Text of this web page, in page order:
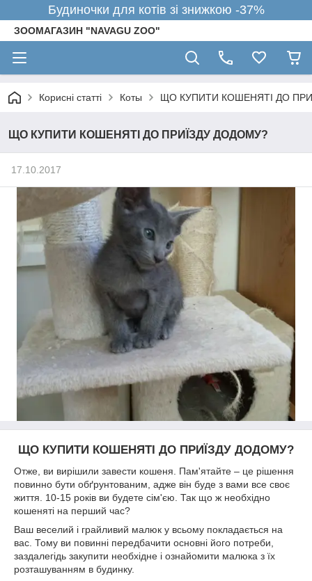
Будиночки для котів зі знижкою -37%
ЗООМАГАЗИН "NAVAGU ZOO"
Корисні статті Коты ЩО КУПИТИ КОШЕНЯТІ ДО
ЩО КУПИТИ КОШЕНЯТІ ДО ПРИЇЗДУ ДОДОМУ?
17.10.2017
ЩО КУПИТИ КОШЕНЯТІ ДО ПРИЇЗДУ ДОДОМУ?
Отже, ви вирішили завести кошеня. Пам'ятайте – це рішення
повинно бути обґрунтованим, адже він буде з вами все своє
життя. 10-15 років ви будете сім'єю. Так що ж необхідно
кошеняті на перший час?
Ваш веселий і грайливий малюк у всьому покладається на
вас. Тому ви повинні передбачити основні його потреби,
заздалегідь закупити необхідне і ознайомити малюка з їх
розташуванням в будинку.